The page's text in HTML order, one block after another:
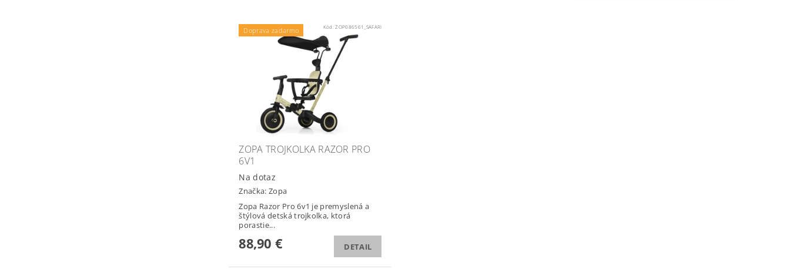
Doprava zadarmo Kód:ZOP086561_SAFARI
ZOPA TROJKOLKA RAZOR PRO
6V1
Na dotaz
Značka: Zopa
Zopa Razor Pro 6v1 je premyslená a
štýlová detská trojkolka, ktorá
porastie...
88,90 € DETAIL